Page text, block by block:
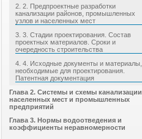
2. 2. Предпроектные разработки
канализации районов, промышленных
узлов и населенных мест
3. 3. Стадии проектирования. Состав
проектных материалов. Сроки и
очередность строительства
4. 4. Исходные документы и материалы,
необходимые для проектирования.
Патентная документация
Глава 2. Системы и схемы канализации
населенных мест и промышленных
предприятий
Глава 3. Нормы водоотведения и
коэффициенты неравномерности